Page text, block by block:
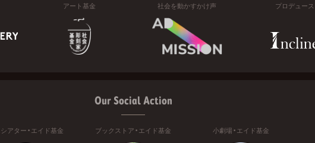
アート基金 社会を動かすかけ声 プロデュース
Our Social Action
アター・エイド基金 ブックストア・エイド基金 小劇場・エイド基金